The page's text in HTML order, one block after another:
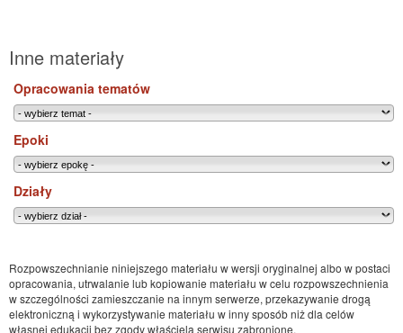
Inne materiały
Opracowania tematów
Epoki
Działy
Rozpowszechnianie niniejszego materiału w wersji oryginalnej albo w postaci
opracowania, utrwalanie lub kopiowanie materiału w celu rozpowszechnienia
w szczególności zamieszczanie na innym serwerze, przekazywanie drogą
elektroniczną i wykorzystywanie materiału w inny sposób niż dla celów
własnej edukacji bez zgody właściela serwisu zabronione.